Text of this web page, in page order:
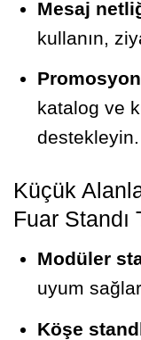
Mesaj
kullanın,
katalog ve
destekleyin.
Küçük
Fuar Standı
Modüler
uyum
Köşe